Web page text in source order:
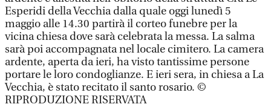
Esperidi della Vecchia dalla quale oggi lunedì 5
maggio alle 14.30 partirà il corteo funebre per la
vicina chiesa dove sarà celebrata la messa. La salma
sarà poi accompagnata nel locale cimitero. La camera
ardente, aperta da ieri, ha visto tantissime persone
portare le loro condoglianze. E ieri sera, in chiesa a La
Vecchia, è stato recitato il santo rosario. ©
RIPRODUZIONE RISERVATA